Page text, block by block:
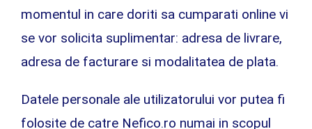
momentul in care doriti sa cumparati online vi
se vor solicita suplimentar: adresa de livrare,
adresa de facturare si modalitatea de plata.
Datele personale ale utilizatorului vor putea fi
folosite de catre Nefico.ro numai in scopul